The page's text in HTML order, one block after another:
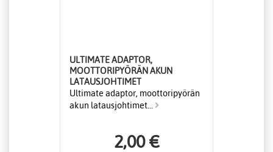
ULTIMATE ADAPTOR,
MOOTTORIPYÖRÄN AKUN
LATAUSJOHTIMET
Ultimate adaptor, moottoripyörän
akun latausjohtimet...
2,00 €